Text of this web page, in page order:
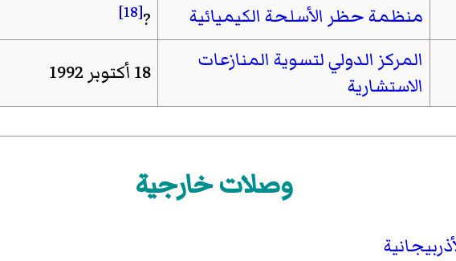
منظمة حظر الأسلحة الكيميائية
?
[18]
المركز الدولي لتسوية المنازعات
الاستشارية
18 أكتوبر 1992
وصلات خارجية